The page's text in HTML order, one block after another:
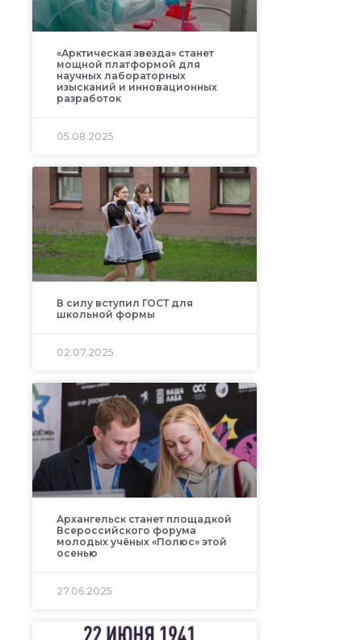
«Арктическая звезда» станет
мощной платформой для
научных лабораторных
изысканий и инновационных
разработок
05.08.2025
В силу вступил ГОСТ для
школьной формы
02.07.2025
Архангельск станет площадкой
Всероссийского форума
молодых учёных «Полюс» этой
осенью
27.06.2025